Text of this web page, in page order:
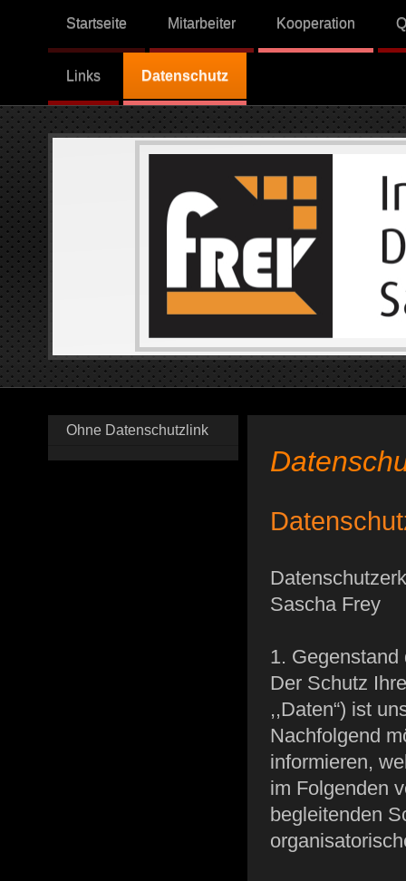
Startseite Mitarbeiter Kooperation
Links Datenschutz
Ohne Datenschutzlink
Sascha Frey
1.
Der Schutz
,,Daten“) ist
Nachfolgend
informieren,
im Folgenden
begleitenden